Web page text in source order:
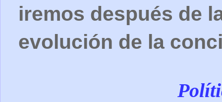
iremos después de
evolución de la